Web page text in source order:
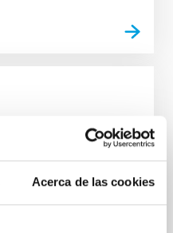
Acerca de las cookies
in quiescent
Age, Fe-, and
from JWST-